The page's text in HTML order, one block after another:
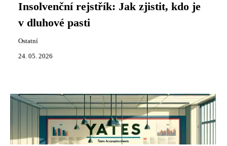
Insolvenční rejstřík: Jak zjistit, kdo je
v dluhové pasti
Ostatní
24. 05. 2026